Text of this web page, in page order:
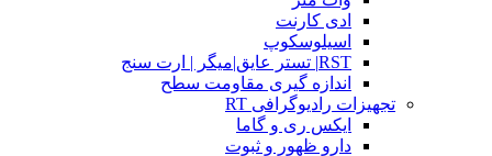
ادی کارنت
اسیلوسکوپ
RST| تستر عایق|میگر | ارت سنج
اندازه گیری مقاومت سطح
تجهیزات رادیوگرافی RT
ایکس ری و گاما
دارو ظهور و ثبوت